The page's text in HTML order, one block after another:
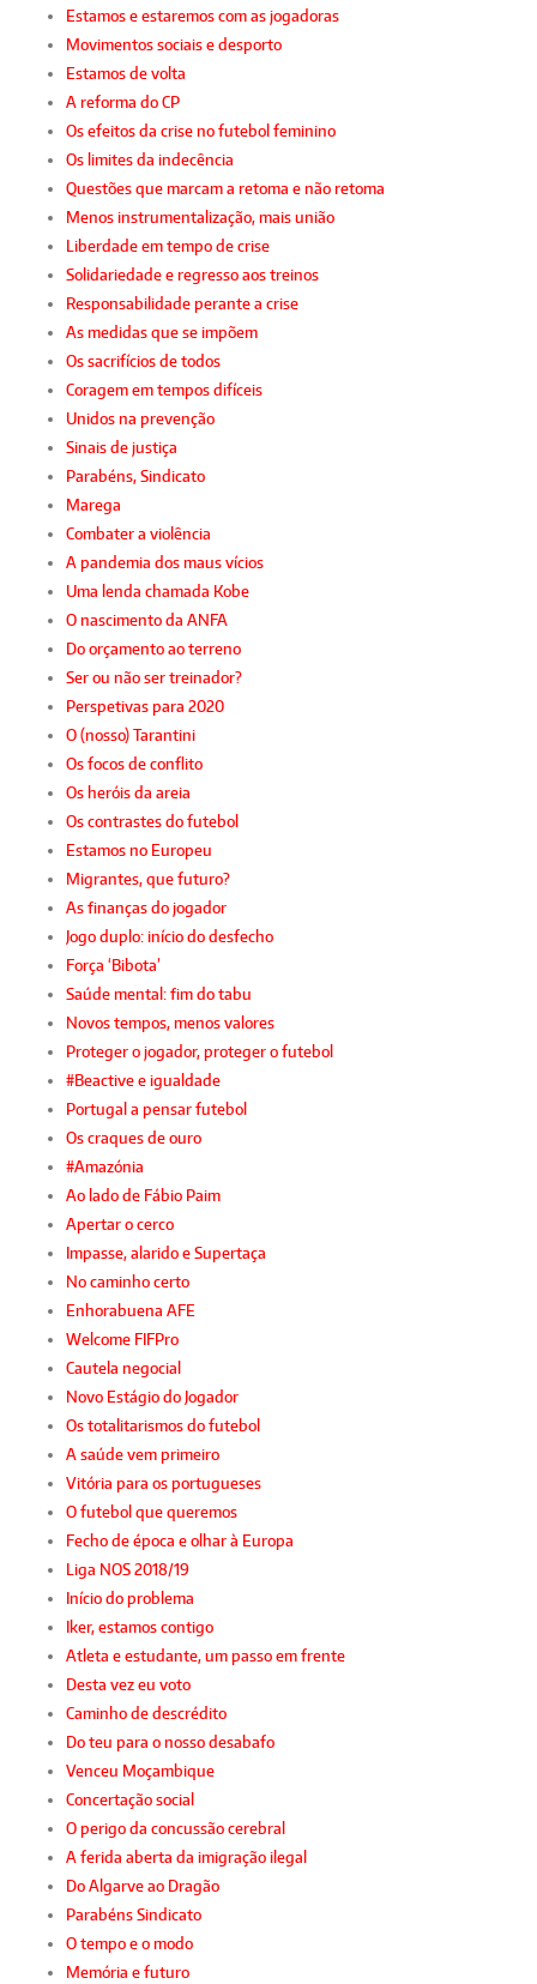
Estamos e estaremos com as jogadoras
Movimentos sociais e desporto
Estamos de volta
A reforma do CP
Os efeitos da crise no futebol feminino
Os limites da indecência
Questões que marcam a retoma e não retoma
Menos instrumentalização, mais união
Liberdade em tempo de crise
Solidariedade e regresso aos treinos
Responsabilidade perante a crise
As medidas que se impõem
Os sacrifícios de todos
Coragem em tempos difíceis
Unidos na prevenção
Sinais de justiça
Parabéns, Sindicato
Marega
Combater a violência
A pandemia dos maus vícios
Uma lenda chamada Kobe
O nascimento da ANFA
Do orçamento ao terreno
Ser ou não ser treinador?
Perspetivas para 2020
O (nosso) Tarantini
Os focos de conflito
Os heróis da areia
Os contrastes do futebol
Estamos no Europeu
Migrantes, que futuro?
As finanças do jogador
Jogo duplo: início do desfecho
Força ‘Bibota’
Saúde mental: fim do tabu
Novos tempos, menos valores
Proteger o jogador, proteger o futebol
#Beactive e igualdade
Portugal a pensar futebol
Os craques de ouro
#Amazónia
Ao lado de Fábio Paim
Apertar o cerco
Impasse, alarido e Supertaça
No caminho certo
Enhorabuena AFE
Welcome FIFPro
Cautela negocial
Novo Estágio do Jogador
Os totalitarismos do futebol
A saúde vem primeiro
Vitória para os portugueses
O futebol que queremos
Fecho de época e olhar à Europa
Liga NOS 2018/19
Início do problema
Iker, estamos contigo
Atleta e estudante, um passo em frente
Desta vez eu voto
Caminho de descrédito
Do teu para o nosso desabafo
Venceu Moçambique
Concertação social
O perigo da concussão cerebral
A ferida aberta da imigração ilegal
Do Algarve ao Dragão
Parabéns Sindicato
O tempo e o modo
Memória e futuro